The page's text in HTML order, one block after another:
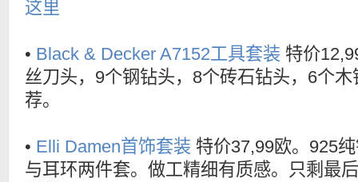
这里
• Black & Decker A7152工具套装 特价
丝刀头，9个钢钻头，8个砖石钻头，6个
荐。
• Elli Damen首饰套装 特价37,99欧。925
与耳环两件套。做工精细有质感。只剩最